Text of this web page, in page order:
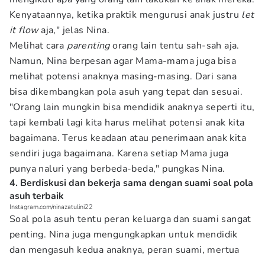
Kenyataannya, ketika praktik mengurusi anak justru let
it flowaja," jelas Nina.
Melihat cara parentingorang lain tentu sah-sah aja.
Namun, Nina berpesan agar Mama-mama juga bisa
melihat potensi anaknya masing-masing. Dari sana
bisa dikembangkan pola asuh yang tepat dan sesuai.
"Orang lain mungkin bisa mendidik anaknya seperti itu,
tapi kembali lagi kita harus melihat potensi anak kita
bagaimana. Terus keadaan atau penerimaan anak kita
sendiri juga bagaimana. Karena setiap Mama juga
punya naluri yang berbeda-beda," pungkas Nina.
4. Berdiskusi dan bekerja sama dengan suami soal pola
asuh terbaik
Instagram.com/ninazatulini22
Soal pola asuh tentu peran keluarga dan suami sangat
penting. Nina juga mengungkapkan untuk mendidik
dan mengasuh kedua anaknya, peran suami, mertua